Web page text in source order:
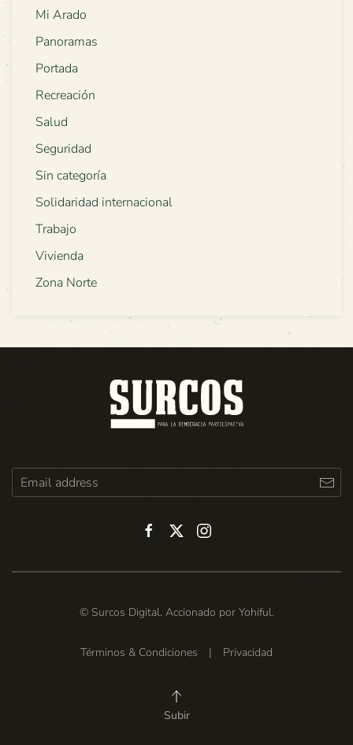
Mi Arado
Panoramas
Portada
Recreación
Salud
Seguridad
Sin categoría
Solidaridad internacional
Trabajo
Vivienda
Zona Norte
© Surcos Digital. Accionado por Yohiful.
Términos & Condiciones | Privacidad
Subir